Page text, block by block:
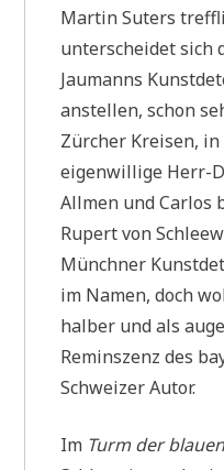
Martin Suters
unterscheidet sich
Jaumanns
anstellen, schon
Zürcher Kreisen, in
eigenwillige Herr-
Allmen und Carlos
Rupert von
Münchner
im Namen, doch
halber und als
Reminszenz des
Schweizer Autor.
Im Turm der